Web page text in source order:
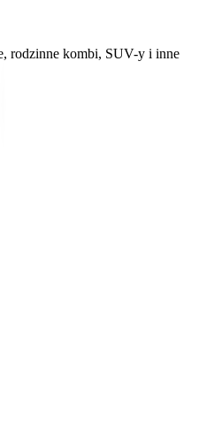
rodzinne kombi, SUV-y i inne